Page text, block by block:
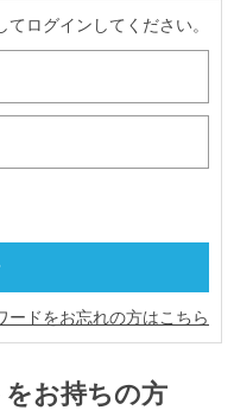
ログインしてください。
ードをお忘れの方はこちら
お持ちの方